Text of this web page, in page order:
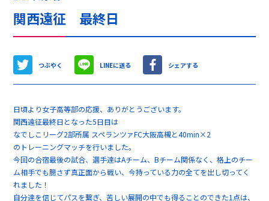
関西遠征 最終日
つぶやく LINEに送る シェアする
日頃より女子高等部の応援、ありがとうございます。
関西遠征最終日となった5日目は
なでしこリーグ2部所属 スペランツァFC大阪高槻と40min×2
のトレーニングマッチを行いました。
今回の合宿最後の試合、選手達はAチーム、Bチーム関係なく、格上のチー
ム相手でも臆さず真正面から戦い、今持っている力の全てを出し切ってく
れました！
自分達を信じてパスを繋ぎ、苦しい展開の中でも得ることのできた1点は、